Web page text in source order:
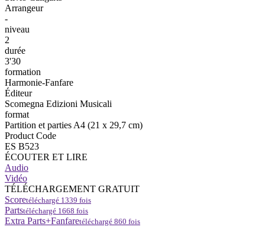
Arrangeur
-
niveau
2
durée
3'30
formation
Harmonie-Fanfare
Éditeur
Scomegna Edizioni Musicali
format
Partition et parties A4 (21 x 29,7 cm)
Product Code
ES B523
ÉCOUTER ET LIRE
Audio
Vidéo
TÉLÉCHARGEMENT GRATUIT
Scoretéléchargé 1339 fois
Partstéléchargé 1668 fois
Extra Parts+Fanfaretéléchargé 860 fois